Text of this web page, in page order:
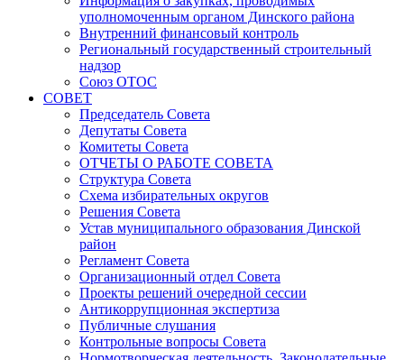
уполномоченным органом Динского района
Внутренний финансовый контроль
Региональный государственный строительный
надзор
Союз ОТОС
СОВЕТ
Председатель Совета
Депутаты Совета
Комитеты Совета
ОТЧЕТЫ О РАБОТЕ СОВЕТА
Структура Совета
Схема избирательных округов
Решения Совета
Устав муниципального образования Динской
район
Регламент Совета
Организационный отдел Совета
Проекты решений очередной сессии
Антикоррупционная экспертиза
Публичные слушания
Контрольные вопросы Совета